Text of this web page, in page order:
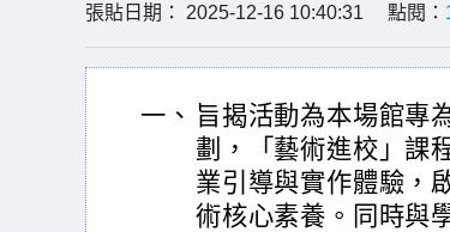
張貼日期： 2025-12-16 10:40:31 點閱：
一、 旨揭活動為本場館專
劃，「藝術進校」課
業引導與實作體驗，
術核心素養。同時與